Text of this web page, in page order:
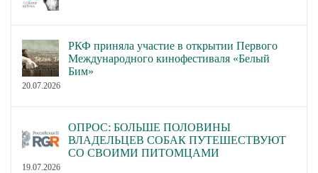
РКФ приняла участие в открытии Первого
Международного кинофестиваля «Белый
Бим»
20.07.2026
ОПРОС: БОЛЬШЕ ПОЛОВИНЫ
ВЛАДЕЛЬЦЕВ СОБАК ПУТЕШЕСТВУЮТ
СО СВОИМИ ПИТОМЦАМИ
19.07.2026